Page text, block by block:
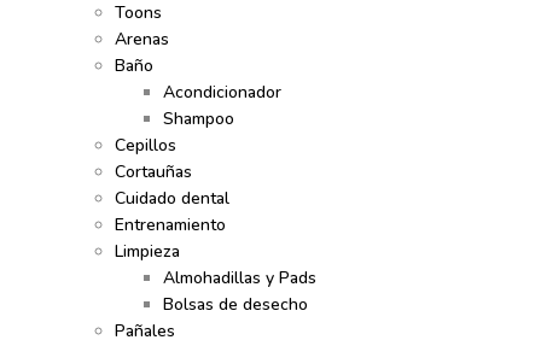
Toons
Arenas
Baño
Acondicionador
Shampoo
Cepillos
Cortauñas
Cuidado dental
Entrenamiento
Limpieza
Almohadillas y Pads
Bolsas de desecho
Pañales